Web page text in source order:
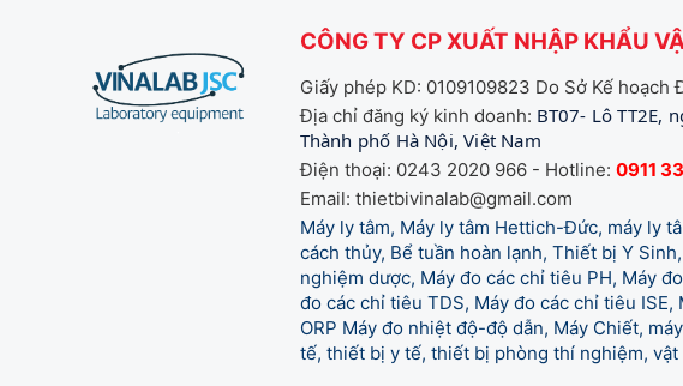
CÔNG TY CP XUẤT NHẬP KHẨU
Giấy phép KD: 0109109823 Do Sở Kế
Địa chỉ đăng ký kinh doanh: BT07- Lô TT2E,
Thành phố Hà Nội, Việt Nam
Điện thoại: 0243 2020 966 - Hotline: 0911
Email: thietbivinalab@gmail.com
Máy ly tâm, Máy ly tâm Hettich-Đức, máy ly
cách thủy, Bể tuần hoàn lạnh, Thiết bị Y
nghiệm dược, Máy đo các chỉ tiêu PH, Máy
đo các chỉ tiêu TDS, Máy đo các chỉ tiêu
ORP Máy đo nhiệt độ-độ dẫn, Máy Chiết,
tế, thiết bị y tế, thiết bị phòng thí nghiệm,